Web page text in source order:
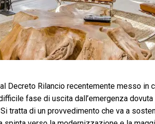
Decreto Rilancio recentemente messo in
fase di uscita dall’emergenza
tratta di un provvedimento che va a